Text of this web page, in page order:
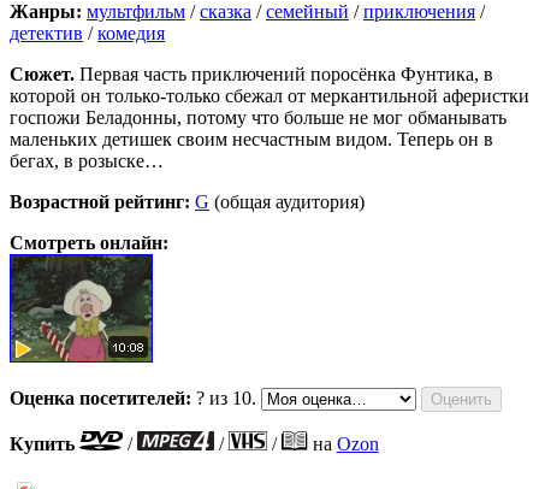
Жанры: мультфильм /сказка /семейный /приключения /
детектив /комедия
Сюжет. Первая часть приключений поросёнка Фунтика, в
которой он только-только сбежал от меркантильной аферистки
госпожи Беладонны, потому что больше не мог обманывать
маленьких детишек своим несчастным видом. Теперь он в
бегах, в розыске…
Возрастной рейтинг: G (общая аудитория)
Смотреть онлайн:
Оценка посетителей: ? из 10.
Купить / / / на Ozon